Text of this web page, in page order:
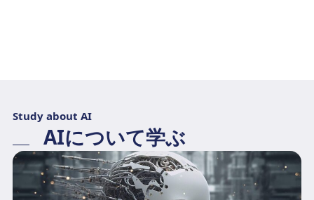
Study about AI
AIについて学ぶ